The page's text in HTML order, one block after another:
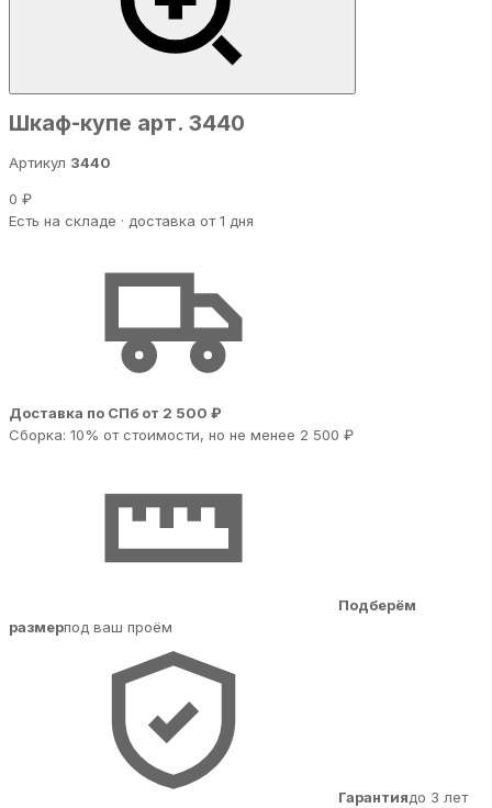
Шкаф-купе арт. 3440
Артикул 3440
0 ₽
Есть на складе · доставка от 1 дня
Доставка по СПб от 2 500 ₽
Сборка: 10% от стоимости, но не менее 2 500 ₽
Подберём
размерпод ваш проём
Гарантиядо 3 лет